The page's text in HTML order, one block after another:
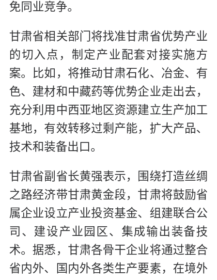
免同业竞争。
甘肃省相关部门将找准甘肃省优势产业
的切入点，制定产业配套对接实施方
案。比如，将推动甘肃石化、冶金、有
色、建材和中藏药等优势企业走出去，
充分利用中西亚地区资源建立生产加工
基地，有效转移过剩产能，扩大产品、
技术和装备出口。
甘肃省副省长黄强表示，围绕打造丝绸
之路经济带甘肃黄金段，甘肃将鼓励省
属企业设立产业投资基金、组建联合公
司、建设产业园区、集成输出装备技
术。据悉，甘肃各骨干企业将通过整合
省内外、国内外各类生产要素，在境外